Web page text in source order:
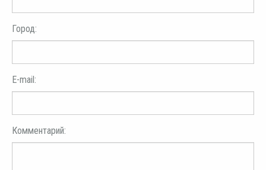
Город:
E-mail:
Комментарий: